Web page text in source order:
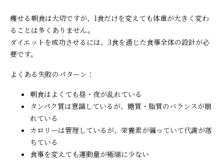
痩せる朝食は大切ですが、1食だけを変えても体重が大きく変わ
ることは多くありません。
ダイエットを成功させるには、3食を通じた食事全体の設計が必
要です。
よくある失敗のパターン：
朝食はよくても昼・夜が乱れている
タンパク質は意識しているが、糖質・脂質のバランスが崩
れている
カロリーは管理しているが、栄養素が偏っていて代謝が落
ちている
食事を変えても運動量が極端に少ない